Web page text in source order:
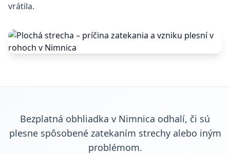
vrátila.
Bezplatná obhliadka v Nimnica odhalí, či sú
plesne spôsobené zatekaním strechy alebo iným
problémom.